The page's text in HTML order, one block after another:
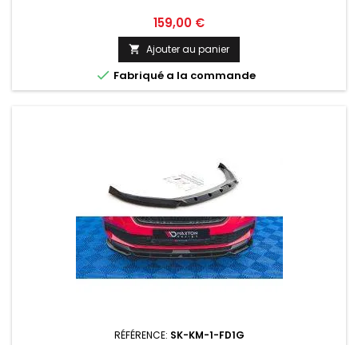
Prix
159,00 €
 Ajouter au panier
 Fabriqué a la commande
RÉFÉRENCE: SK-KM-1-FD1G